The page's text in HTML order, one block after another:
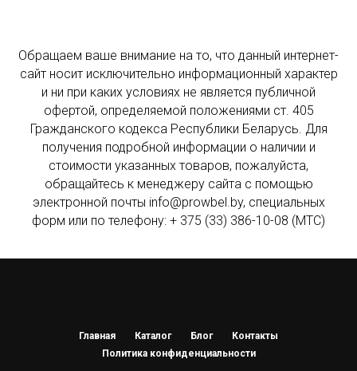
Обращаем ваше внимание на то, что данный интернет-
сайт носит исключительно информационный характер
и ни при каких условиях не является публичной
офертой, определяемой положениями ст. 405
Гражданского кодекса Республики Беларусь. Для
получения подробной информации о наличии и
стоимости указанных товаров, пожалуйста,
обращайтесь к менеджеру сайта с помощью
электронной почты info@prowbel.by, специальных
форм или по телефону: + 375 (33) 386-10-08 (МТС)
Главная Каталог Блог
Контакты
Политика конфиденциальности